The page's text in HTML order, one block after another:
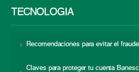
TECNOLOGÍA
Recomendaciones para evitar el
Claves para proteger tu cuenta